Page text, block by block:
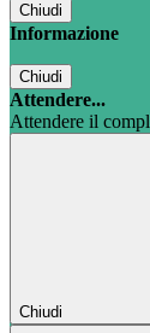
Chiudi
Informazione
Chiudi
Attendere...
Attendere il
Chiudi